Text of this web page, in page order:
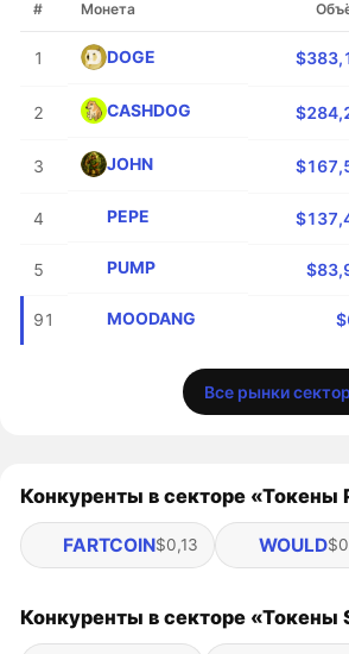
# Монета
1 DOGE
2 CASHDOG
3 JOHN
4 PEPE
5 PUMP
91 MOODANG
Все рынки
Конкуренты в секторе «Токены
FARTCOIN$0,13 WOULD
Конкуренты в секторе «Токены